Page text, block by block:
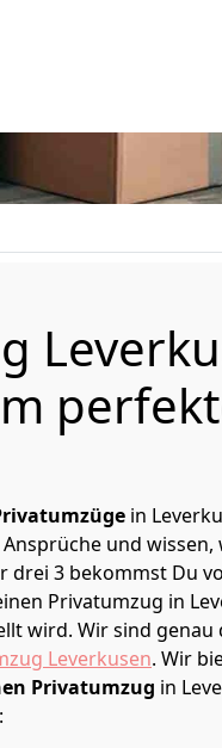
in
und wissen,
3 bekommst Du
Privatumzug in
wird. Wir sind genau
Leverkusen. Wir
Privatumzug in